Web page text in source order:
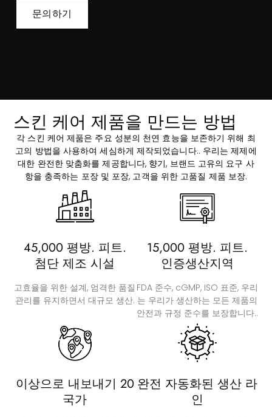
문의하기
스킨 케어 제품을 만드는 방법
각 스킨 케어 제품은 주요 성분의 천연 효능을 보존하기 위해 최
고의 방법을 사용하여 세심하게 제작되었습니다.. 우리는 제제에
대한 완전한 맞춤화를 제공합니다, 향기, 브랜드 고유의 요구 사
항을 충족하는 포장 및 포장, 고객을 위한 고품질 제품 보장.
45,000 평방. 피트.
첨단 제조 시설
고효율을 위한 설계, 엄격한 품질
관리를 유지하면서 대규모 생산.
15,000 평방. 피트.
인증생산지역
FDA 준수, cGMP, ISO 표준, 우리
는 우리가 생산하는 모든 제품의
안전과 규정 준수를 보장합니다..
이상으로 내보내기 20
국가
완전 자동화된 생산 라
인